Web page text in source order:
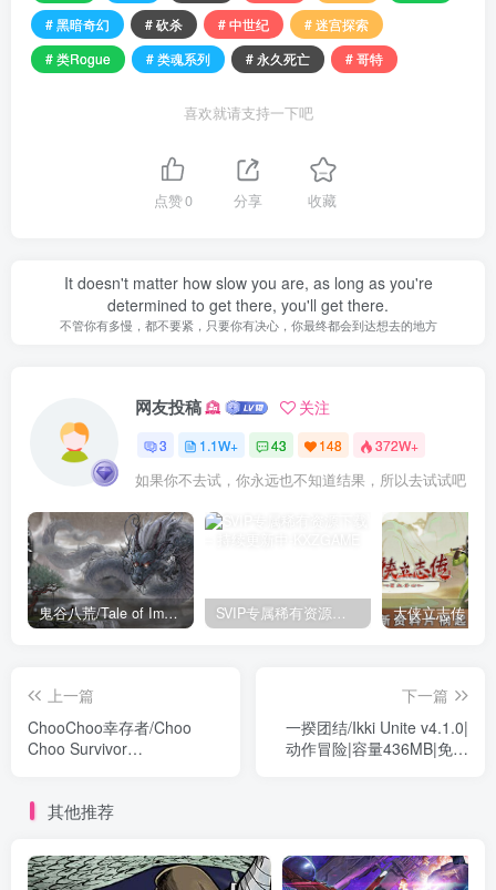
# 黑暗奇幻
# 砍杀 # 中世纪
# 迷宫探索
# 类Rogue
# 类魂系列 # 永久死亡 # 哥特
喜欢就请支持一下吧
点赞0 分享 收藏
It doesn't matter how slow you are, as long as you're
determined to get there, you'll get there.
不管你有多慢，都不要紧，只要你有决心，你最终都会到达想去的地方
网友投稿 关注
3 1.1W+ 43 148 372W+
如果你不去试，你永远也不知道结果，所以去试试吧
鬼谷八荒/Tale of Immortal v1.2.105.259|角色扮演|容量27.4GB|免安装绿色中文版 SVIP专属稀有资源下载 – 持续更新中
上一篇
ChooChoo幸存者/Choo
Choo Survivor
下一篇
一揆团结/Ikki Unite v4.1.0|
动作冒险|容量436MB|免安
其他推荐